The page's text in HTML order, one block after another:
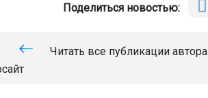
Поделиться новостью:
Читать все публикации автора